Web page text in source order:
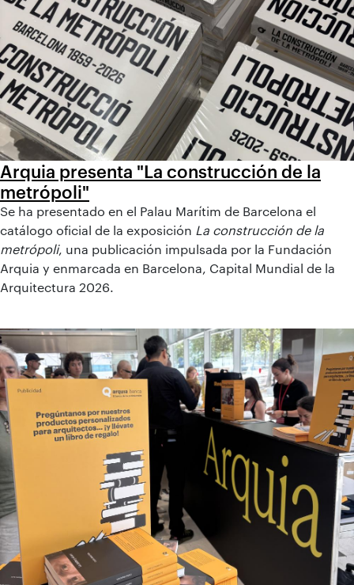
Arquia presenta "La construcción de la
metrópoli"
Se ha presentado en el Palau Marítim de Barcelona el
catálogo oficial de la exposición La construcción de la
metrópoli, una publicación impulsada por la Fundación
Arquia y enmarcada en Barcelona, Capital Mundial de la
Arquitectura 2026.